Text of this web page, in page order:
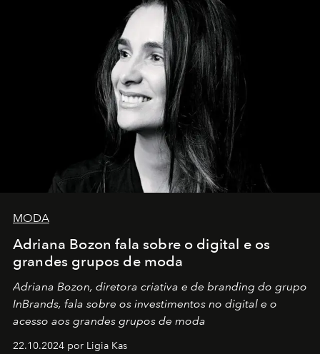
MODA
Adriana Bozon fala sobre o digital e os
grandes grupos de moda
Adriana Bozon, diretora criativa e de branding do grupo
InBrands, fala sobre os investimentos no digital e o
acesso aos grandes grupos de moda
22.10.2024 por Ligia Kas